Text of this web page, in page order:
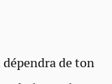
de ton